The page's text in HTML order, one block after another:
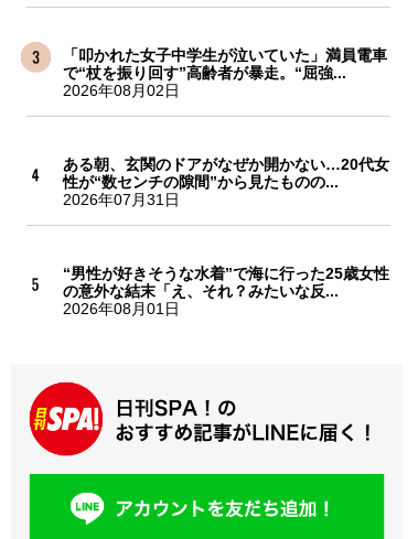
「叩かれた女子中学生が泣いていた」満員電車
で“杖を振り回す”高齢者が暴走。“屈強...
2026年08月02日
ある朝、玄関のドアがなぜか開かない…20代女
性が“数センチの隙間”から見たものの...
2026年07月31日
“男性が好きそうな水着”で海に行った25歳女性
の意外な結末「え、それ？みたいな反...
2026年08月01日